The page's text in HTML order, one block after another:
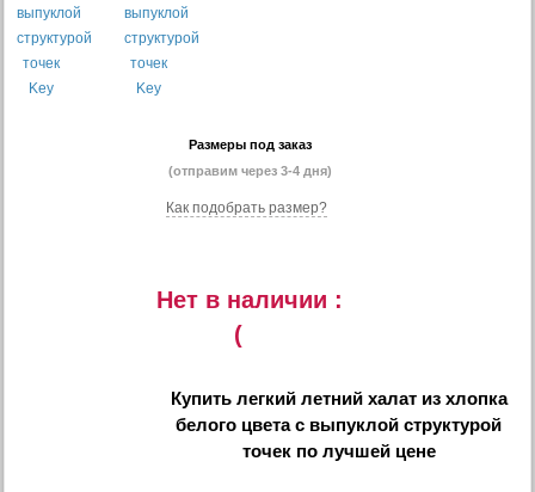
Размеры под заказ
(отправим через 3-4 дня)
Как подобрать размер?
Нет в наличии :
(
Купить легкий летний халат из хлопка
белого цвета с выпуклой структурой
точекпо лучшей цене